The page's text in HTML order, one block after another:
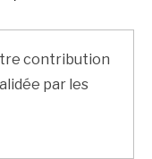
contribution
par les